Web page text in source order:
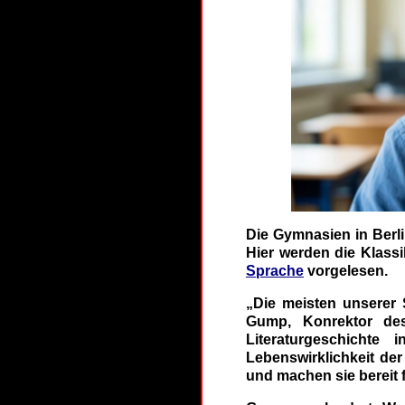
Die Gymnasien in
Hier werden die
Sprache vorgelesen.
„Die meisten
Gump, Konrektor
Lebenswirklichkeit
und machen sie bereit